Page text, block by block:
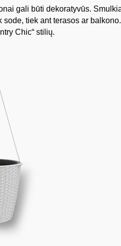
gali būti dekoratyvūs.
tiek ant terasos ar
Chic“ stilių.